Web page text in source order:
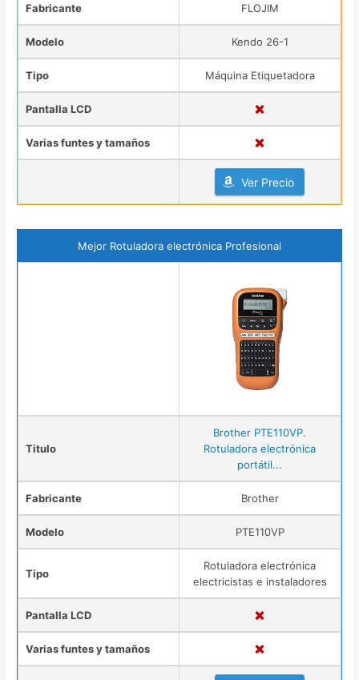
Fabricante FLOJIM
Modelo Kendo 26-1
Tipo Máquina Etiquetadora
Pantalla LCD
Varias funtes y tamaños
Ver Precio
Mejor Rotuladora electrónica Profesional
Titulo
Brother PTE110VP.
Rotuladora electrónica
portátil...
Fabricante Brother
Modelo PTE110VP
Tipo
Rotuladora electrónica
electricistas e instaladores
Pantalla LCD
Varias funtes y tamaños